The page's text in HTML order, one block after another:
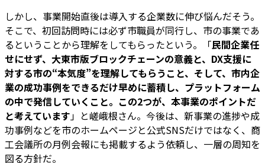
しかし、事業開始直後は導入する企業数に伸び悩んだそう。
そこで、初回訪問時には必ず市職員が同行し、市の事業であ
るということから理解をしてもらったという。「民間企業任
せにせず、大東市版ブロックチェーンの意義と、DX支援に
対する市の“本気度”を理解してもらうこと、そして、市内企
業の成功事例をできるだけ早めに蓄積し、プラットフォーム
の中で発信していくこと。この2つが、本事業のポイントだ
と考えています」と嵯峨根さん。今後は、新事業の進捗や成
功事例などを市のホームページと公式SNSだけではなく、商
工会議所の月例会報にも掲載するよう依頼し、一層の周知を
図る方針だ。